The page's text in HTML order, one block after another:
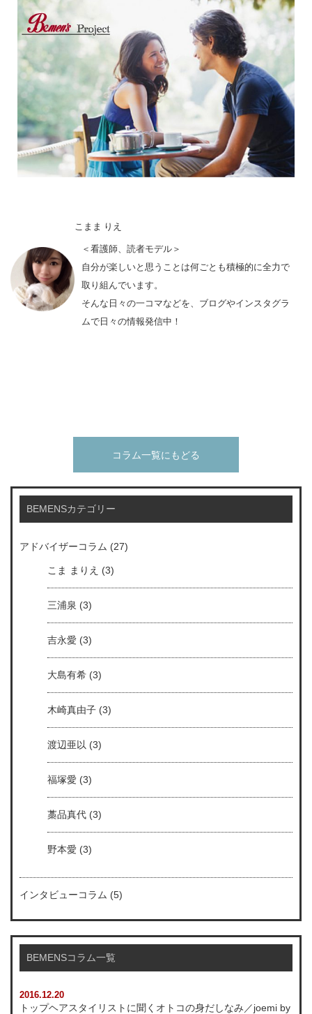
こまま りえ
＜看護師、読者モデル＞
自分が楽しいと思うことは何ごとも積極的に全力で
取り組んでいます。
そんな日々の一コマなどを、ブログやインスタグラ
ムで日々の情報発信中！
コラム一覧にもどる
BEMENSカテゴリー
アドバイザーコラム (27)
こま まりえ (3)
三浦泉 (3)
吉永愛 (3)
大島有希 (3)
木崎真由子 (3)
渡辺亜以 (3)
福塚愛 (3)
藁品真代 (3)
野本愛 (3)
インタビューコラム (5)
BEMENSコラム一覧
2016.12.20
トップヘアスタイリストに聞くオトコの身だしなみ／joemi by